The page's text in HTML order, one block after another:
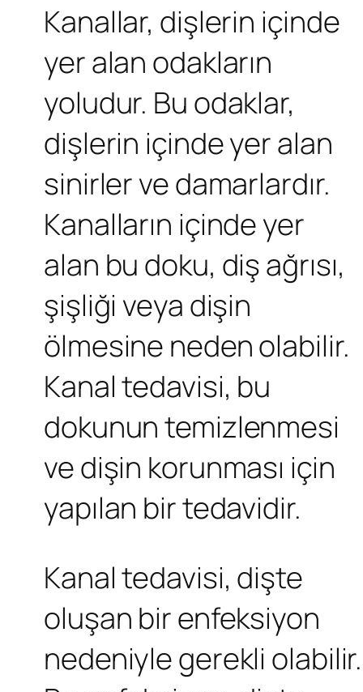
Kanallar, dişlerin içinde
yer alan odakların
yoludur. Bu odaklar,
dişlerin içinde yer alan
sinirler ve damarlardır.
Kanalların içinde yer
alan bu doku, diş ağrısı,
şişliği veya dişin
ölmesine neden olabilir.
Kanal tedavisi, bu
dokunun temizlenmesi
ve dişin korunması için
yapılan bir tedavidir.
Kanal tedavisi, dişte
oluşan bir enfeksiyon
nedeniyle gerekli olabilir.